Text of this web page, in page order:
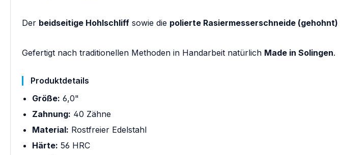
Der beidseitige Hohlschliff sowie die polierte Rasiermesserschneide (gehohnt)
Gefertigt nach traditionellen Methoden in Handarbeit natürlich Made in Solingen.
Produktdetails
Größe: 6,0"
Zahnung: 40 Zähne
Material: Rostfreier Edelstahl
Härte: 56 HRC